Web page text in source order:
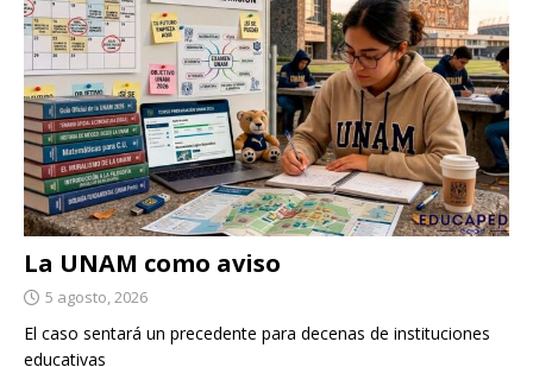
La UNAM como aviso
5 agosto, 2026
El caso sentará un precedente para decenas de instituciones
educativas